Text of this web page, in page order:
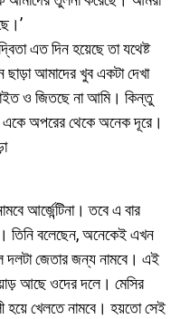
এত দিন হয়েছে তা যথেষ্ট
ছাড়া আমাদের খুব একটা দেখা
ও জিতছে না আমি। কিন্তু
অপরের থেকে অনেক দূরে।
আর্জেন্টিনা। তবে এ বার
তিনি বলেছেন, অনেকেই এখন
দলটা জেতার জন্য নামবে। এই
আছে ওদের দলে। মেসির
হয়ে খেলতে নামবে। হয়তো সেই